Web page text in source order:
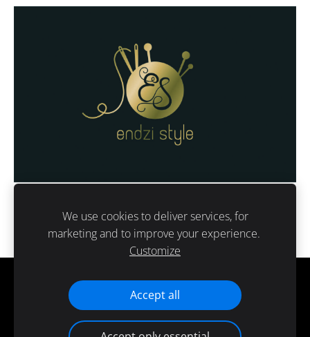
We use cookies to deliver services, for
marketing and to improve your experience.
Customize
Accept all